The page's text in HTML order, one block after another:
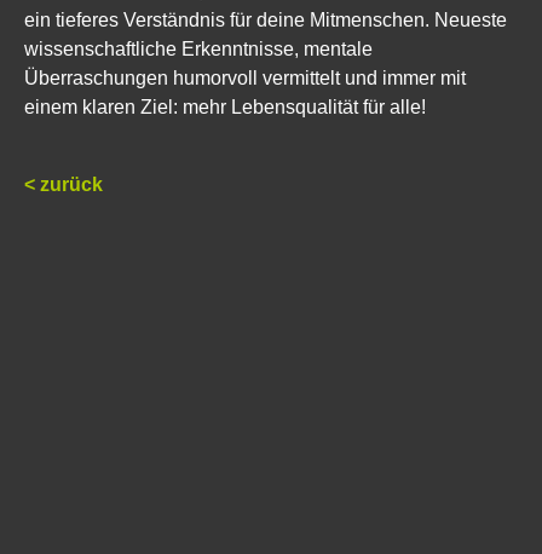
ein tieferes Verständnis für deine Mitmenschen. Neueste
wissenschaftliche Erkenntnisse, mentale
Überraschungen humorvoll vermittelt und immer mit
einem klaren Ziel: mehr Lebensqualität für alle!
< zurück